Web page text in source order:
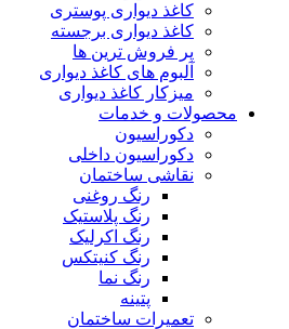
کاغذ دیواری پوستری
کاغذ دیواری برجسته
پر فروش ترین ها
آلبوم های کاغذ دیواری
میزکار کاغذ دیواری
محصولات و خدمات
دکوراسیون
دکوراسیون داخلی
نقاشی ساختمان
رنگ روغنی
رنگ پلاستیک
رنگ اکرلیک
رنگ کنیتکس
رنگ نما
پتینه
تعمیرات ساختمان